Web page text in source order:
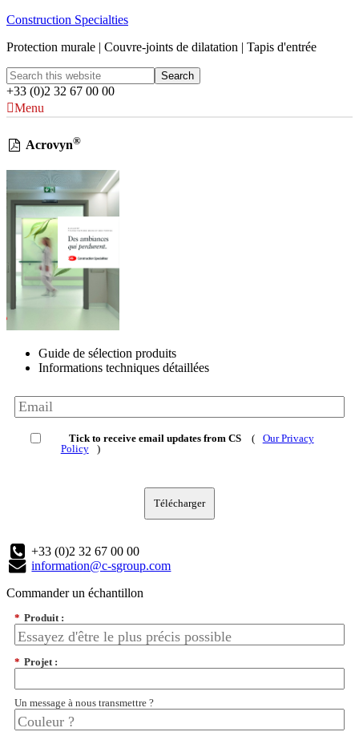
Construction Specialties
Protection murale | Couvre-joints de dilatation | Tapis d'entrée
+33 (0)2 32 67 00 00
Menu
Acrovyn®
Guide de sélection produits
Informations techniques détaillées
Tick to receive email updates from CS (
Our Privacy
Policy
)
Télécharger
+33 (0)2 32 67 00 00
information@c-sgroup.com
Commander un échantillon
* Produit :
* Projet :
Un message à nous transmettre ?